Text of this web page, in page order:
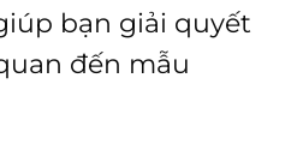
bạn giải quyết
đến mẫu